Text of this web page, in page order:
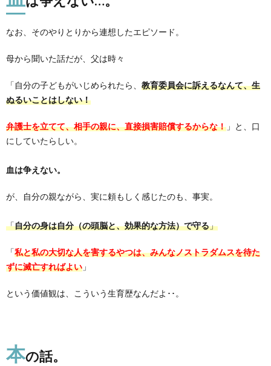
なお、そのやりとりから連想したエピソード。
母から聞いた話だが、父は時々
「自分の子どもがいじめられたら、 教育委員会に訴えるなんて、生
ぬるいことはしない！
弁護士を立てて、相手の親に、直接損害賠償するからな！ 」と、口
にしていたらしい。
血は争えない。
が、自分の親ながら、実に頼もしく感じたのも、事実。
「自分の身は自分（の頭脳と、効果的な方法）で守る」
「私と私の大切な人を害するやつは、みんなノストラダムスを待た
ずに滅亡すればよい 」
という価値観は、こういう生育歴なんだよ･･。
本の話。